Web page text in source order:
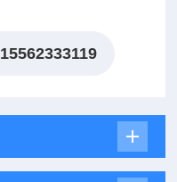
15562333119